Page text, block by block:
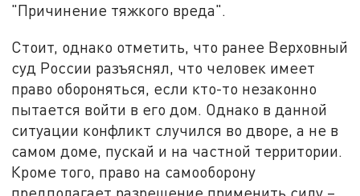
"Причинение тяжкого вреда".
Стоит, однако отметить, что ранее Верховный
суд России разъяснял, что человек имеет
право обороняться, если кто-то незаконно
пытается войти в его дом. Однако в данной
ситуации конфликт случился во дворе, а не в
самом доме, пускай и на частной территории.
Кроме того, право на самооборону